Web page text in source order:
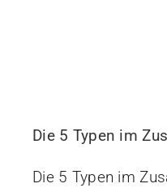
Die 5 Typen im
Die 5 Typen im